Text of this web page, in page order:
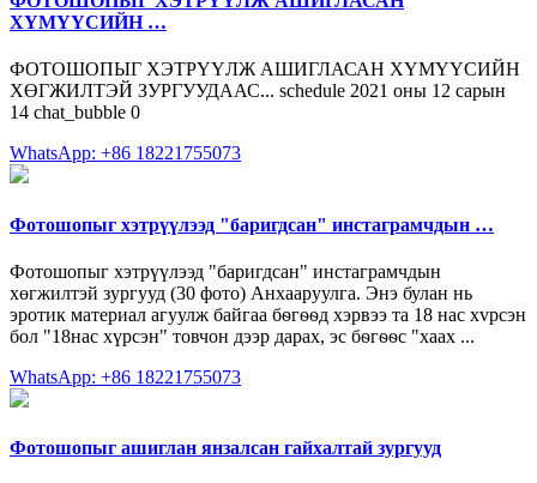
ХҮМҮҮСИЙН …
ФОТОШОПЫГ ХЭТРҮҮЛЖ АШИГЛАСАН ХҮМҮҮСИЙН
ХӨГЖИЛТЭЙ ЗУРГУУДААС... schedule 2021 оны 12 сарын
14 chat_bubble 0
WhatsApp: +86 18221755073
Фотошопыг хэтрүүлээд "баригдсан" инстаграмчдын …
Фотошопыг хэтрүүлээд "баригдсан" инстаграмчдын
хөгжилтэй зургууд (30 фото) Анхааруулга. Энэ булан нь
эротик материал агуулж байгаа бѳгѳѳд хэрвээ та 18 нас хvрсэн
бол "18нас хүрсэн" товчон дээр дарах, эс бѳгѳѳс "хаах ...
WhatsApp: +86 18221755073
Фотошопыг ашиглан янзалсан гайхалтай зургууд